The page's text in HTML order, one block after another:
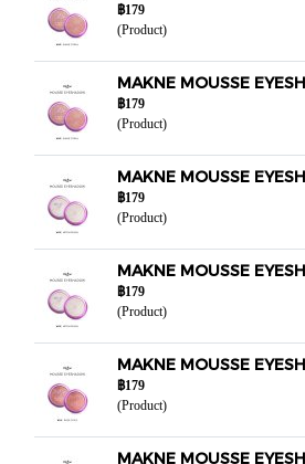
฿179
(Product)
MAKNE MOUSSE
฿179
(Product)
MAKNE MOUSSE
฿179
(Product)
MAKNE MOUSSE
฿179
(Product)
MAKNE MOUSSE
฿179
(Product)
MAKNE MOUSSE